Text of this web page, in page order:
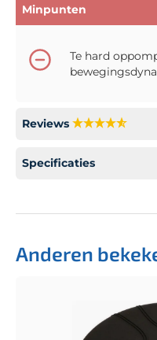
Minpunten
Te hard
Reviews
Specificaties
Anderen